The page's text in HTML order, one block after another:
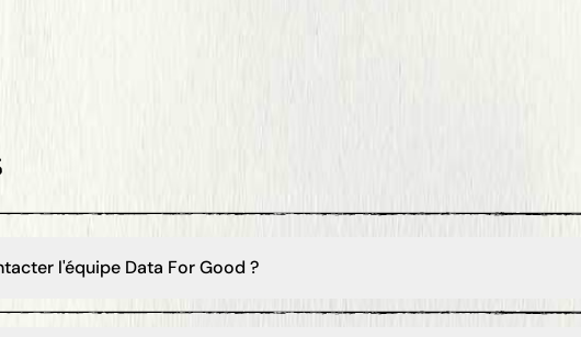
l'équipe Data For Good ?